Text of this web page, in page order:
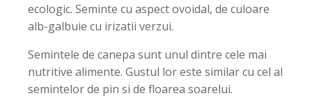
ecologic. Seminte cu aspect ovoidal, de culoare
alb-galbuie cu irizatii verzui.
Semintele de canepa sunt unul dintre cele mai
nutritive alimente. Gustul lor este similar cu cel al
semintelor de pin si de floarea soarelui.